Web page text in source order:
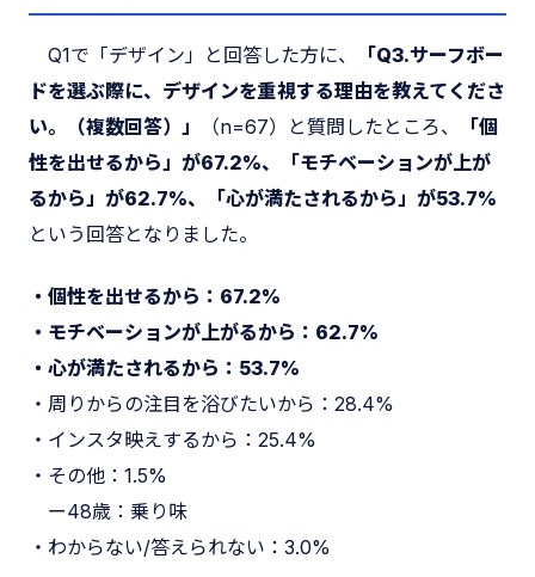
Q1で「デザイン」と回答した方に、
「Q3.サーフボー
ドを選ぶ際に、デザインを重視する理由を教えてくださ
い。（複数回答）」
（n=67）と質問したところ、
「個
性を出せるから」が67.2%、「モチベーションが上が
るから」が62.7%、「心が満たされるから」が53.7%
という回答となりました。
・個性を出せるから：67.2%
・モチベーションが上がるから：62.7%
・心が満たされるから：53.7%
・周りからの注目を浴びたいから：28.4%
・インスタ映えするから：25.4%
・その他：1.5%
ー48歳：乗り味
・わからない/答えられない：3.0%